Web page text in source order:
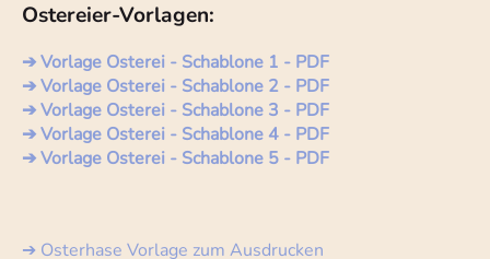
Ostereier-Vorlagen:
➔ Vorlage Osterei - Schablone 1 - PDF
➔ Vorlage Osterei - Schablone 2 - PDF
➔ Vorlage Osterei - Schablone 3 - PDF
➔ Vorlage Osterei - Schablone 4 - PDF
➔ Vorlage Osterei - Schablone 5 - PDF
➔ Osterhase Vorlage zum Ausdrucken